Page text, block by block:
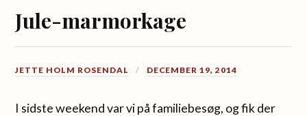
Jule-marmorkage
JETTE HOLM ROSENDAL DECEMBER 19, 2014
I sidste weekend var vi på familiebesøg, og fik der